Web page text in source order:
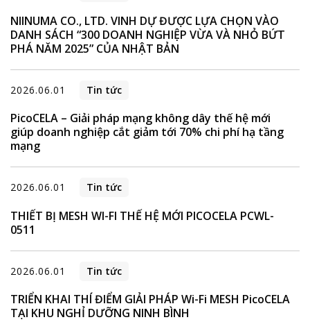
NIINUMA CO., LTD. VINH DỰ ĐƯỢC LỰA CHỌN VÀO
DANH SÁCH “300 DOANH NGHIỆP VỪA VÀ NHỎ BỨT
PHÁ NĂM 2025” CỦA NHẬT BẢN
2026.06.01 Tin tức
PicoCELA – Giải pháp mạng không dây thế hệ mới
giúp doanh nghiệp cắt giảm tới 70% chi phí hạ tầng
mạng
2026.06.01 Tin tức
THIẾT BỊ MESH WI-FI THẾ HỆ MỚI PICOCELA PCWL-
0511
2026.06.01 Tin tức
TRIỂN KHAI THÍ ĐIỂM GIẢI PHÁP Wi-Fi MESH PicoCELA
TẠI KHU NGHỈ DƯỠNG NINH BÌNH